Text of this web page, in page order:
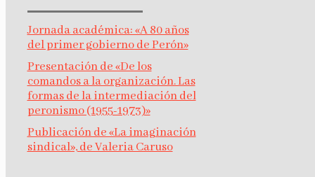
Jornada académica: «A 80 años
del primer gobierno de Perón»
Presentación de «De los
comandos a la organización. Las
formas de la intermediación del
peronismo (1955-1973)»
Publicación de «La imaginación
sindical», de Valeria Caruso